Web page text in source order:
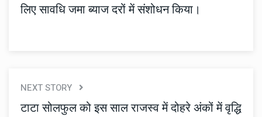
लिए सावधि जमा ब्याज दरों में संशोधन किया।
NEXT STORY
टाटा सोलफुल को इस साल राजस्व में दोहरे अंकों में वृद्धि